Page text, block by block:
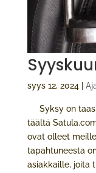
syys 12, 2024
Syksy on taas
täältä
ovat olleet
tapahtuneesta
asiakkaille, joita